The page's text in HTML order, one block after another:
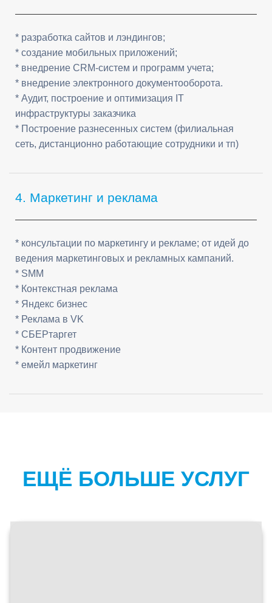
* разработка сайтов и лэндингов;
* создание мобильных приложений;
* внедрение CRM-систем и программ учета;
* внедрение электронного документооборота.
* Аудит, построение и оптимизация IT
инфраструктуры заказчика
* Построение разнесенных систем (филиальная
сеть, дистанционно работающие сотрудники и тп)
4. Маркетинг и реклама
* консультации по маркетингу и рекламе; от идей до
ведения маркетинговых и рекламных кампаний.
* SMM
* Контекстная реклама
* Яндекс бизнес
* Реклама в VK
* СБЕРтаргет
* Контент продвижение
* емейл маркетинг
ЕЩЁ БОЛЬШЕ УСЛУГ